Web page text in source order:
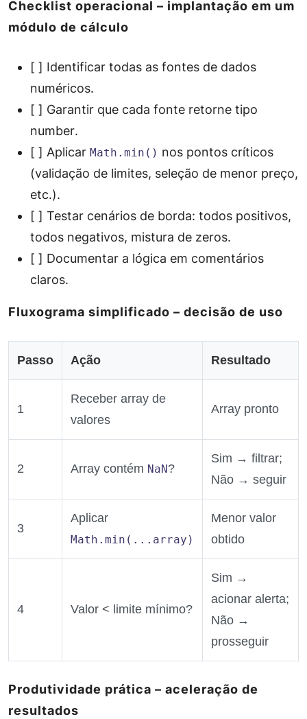
Checklist operacional – implantação em um
módulo de cálculo
[ ] Identificar todas as fontes de dados
numéricos.
[ ] Garantir que cada fonte retorne tipo
number.
[ ] Aplicar Math.min() nos pontos críticos
(validação de limites, seleção de menor preço,
etc.).
[ ] Testar cenários de borda: todos positivos,
todos negativos, mistura de zeros.
[ ] Documentar a lógica em comentários
claros.
Fluxograma simplificado – decisão de uso
Passo Ação Resultado
1
Receber array de
valores
Array pronto
2 Array contém NaN?
Sim → filtrar;
Não → seguir
3
Aplicar
Math.min(...array)
Menor valor
obtido
4 Valor < limite mínimo?
Sim →
acionar alerta;
Não →
prosseguir
Produtividade prática – aceleração de
resultados